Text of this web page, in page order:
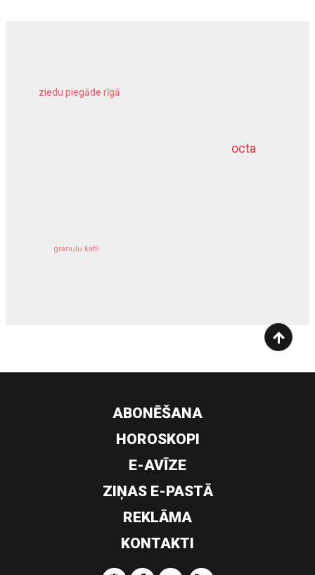
octa
ziedu piegāde rīgā
granulu katli
dziļurbums
ABONĒŠANA
HOROSKOPI
E-AVĪZE
ZIŅAS E-PASTĀ
REKLĀMA
KONTAKTI